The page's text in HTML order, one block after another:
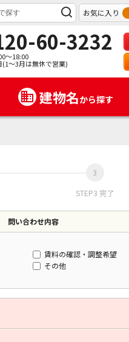
お気に入り
60-3232
～18:00
(1～3月は無休で営業)
建物名から探す
STEP3 完了
問い合わせ内容
賃料の確認・調整希望
その他